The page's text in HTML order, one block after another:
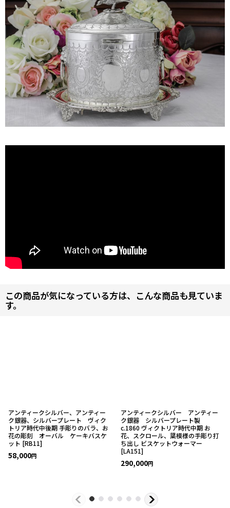
この商品が気になっている方は、こんな商品も見ていま
す。
アンティークシルバー、アンティー
ク銀器、シルバープレート ヴィク
トリア時代中後期 手彫りのバラ、お
花の彫刻 オーバル ケーキバスケ
ット [RB11]
58,000円
アンティークシルバー アンティー
ク銀器 シルバープレート製
c.1860 ヴィクトリア時代中期 お
花、スクロール、葉模様の手彫り打
ち出し ビスケットウォーマー
[LA151]
290,000円